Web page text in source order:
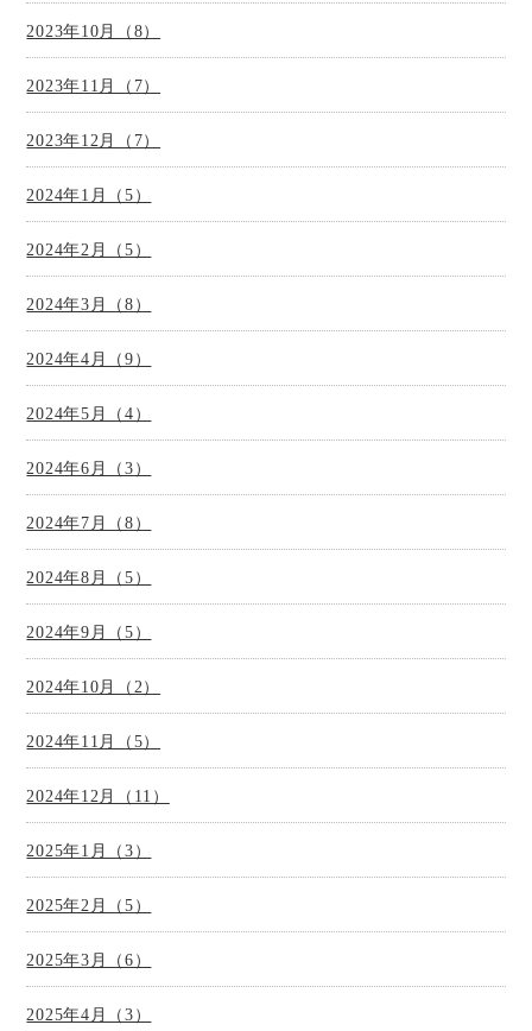
2023年10月（8）
2023年11月（7）
2023年12月（7）
2024年1月（5）
2024年2月（5）
2024年3月（8）
2024年4月（9）
2024年5月（4）
2024年6月（3）
2024年7月（8）
2024年8月（5）
2024年9月（5）
2024年10月（2）
2024年11月（5）
2024年12月（11）
2025年1月（3）
2025年2月（5）
2025年3月（6）
2025年4月（3）